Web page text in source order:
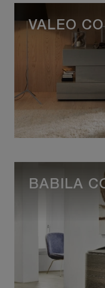
VALEO
BABILA